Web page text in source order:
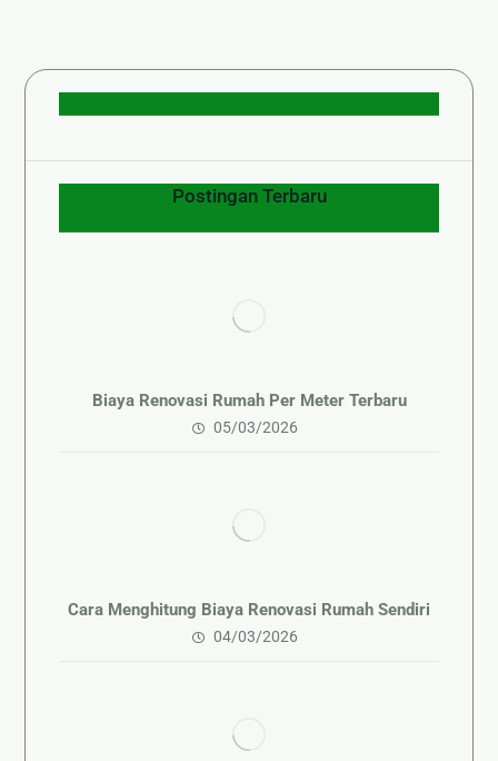
Postingan Terbaru
Biaya Renovasi Rumah Per Meter Terbaru
05/03/2026
Cara Menghitung Biaya Renovasi Rumah Sendiri
04/03/2026